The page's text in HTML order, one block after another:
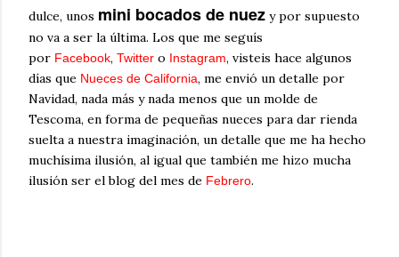
dulce, unos mini bocados de nuez y por supuesto
no va a ser la última. Los que me seguís
por Facebook, Twitter o Instagram, visteis hace algunos
días que Nueces de California, me envió un detalle por
Navidad, nada más y nada menos que un molde de
Tescoma, en forma de pequeñas nueces para dar rienda
suelta a nuestra imaginación, un detalle que me ha hecho
muchísima ilusión, al igual que también me hizo mucha
ilusión ser el blog del mes de Febrero.